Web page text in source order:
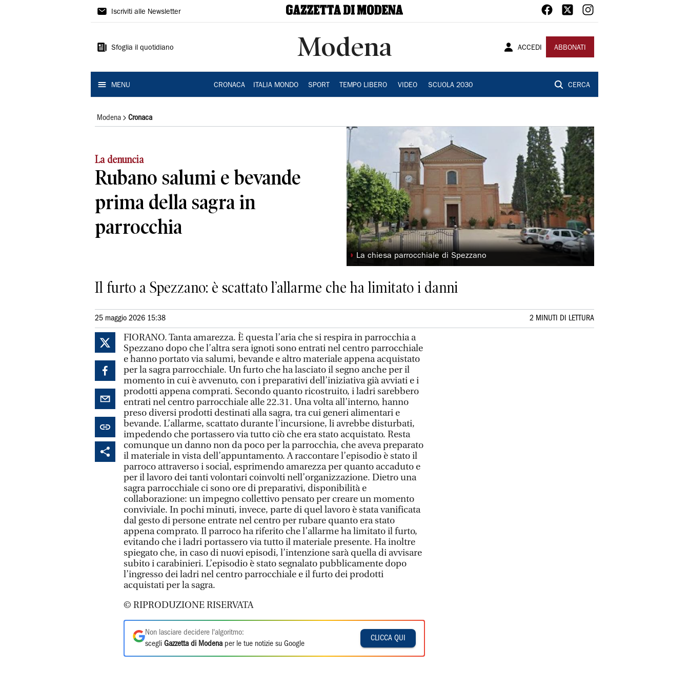
Gazzetta
Modena
Iscriviti alle Newsletter
Sfoglia il quotidiano Modena ACCEDI ABBONATI
MENU CRONACA ITALIA MONDO SPORT TEMPO LIBERO VIDEO SCUOLA 2030 CERCA
Modena Cronaca
La denuncia
Rubano salumi e bevande
prima della sagra in
parrocchia
◗ La chiesa parrocchiale di Spezzano
Il furto a Spezzano: è scattato l’allarme che ha limitato i danni
25 maggio 2026 15:38 2 MINUTI DI LETTURA
FIORANO. Tanta amarezza. È questa l’aria che si respira in parrocchia a
Spezzano dopo che l’altra sera ignoti sono entrati nel centro parrocchiale
e hanno portato via salumi, bevande e altro materiale appena acquistato
per la sagra parrocchiale. Un furto che ha lasciato il segno anche per il
momento in cui è avvenuto, con i preparativi dell’iniziativa già avviati e i
prodotti appena comprati. Secondo quanto ricostruito, i ladri sarebbero
entrati nel centro parrocchiale alle 22.31. Una volta all’interno, hanno
preso diversi prodotti destinati alla sagra, tra cui generi alimentari e
bevande. L’allarme, scattato durante l’incursione, li avrebbe disturbati,
impedendo che portassero via tutto ciò che era stato acquistato. Resta
comunque un danno non da poco per la parrocchia, che aveva preparato
il materiale in vista dell’appuntamento. A raccontare l’episodio è stato il
parroco attraverso i social, esprimendo amarezza per quanto accaduto e
per il lavoro dei tanti volontari coinvolti nell’organizzazione. Dietro una
sagra parrocchiale ci sono ore di preparativi, disponibilità e
collaborazione: un impegno collettivo pensato per creare un momento
conviviale. In pochi minuti, invece, parte di quel lavoro è stata vanificata
dal gesto di persone entrate nel centro per rubare quanto era stato
appena comprato. Il parroco ha riferito che l’allarme ha limitato il furto,
evitando che i ladri portassero via tutto il materiale presente. Ha inoltre
spiegato che, in caso di nuovi episodi, l’intenzione sarà quella di avvisare
subito i carabinieri. L’episodio è stato segnalato pubblicamente dopo
l’ingresso dei ladri nel centro parrocchiale e il furto dei prodotti
acquistati per la sagra.
© RIPRODUZIONE RISERVATA
Non lasciare decidere l'algoritmo:
scegli Gazzetta di Modena per le tue notizie su Google
CLICCA QUI